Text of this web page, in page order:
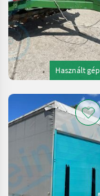
Használt gép